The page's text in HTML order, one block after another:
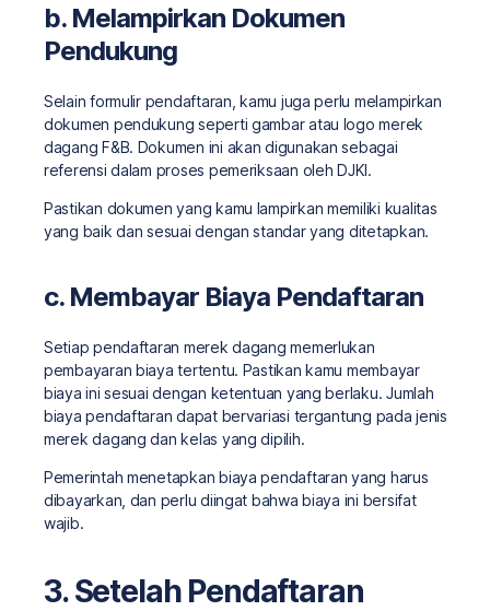
b. Melampirkan Dokumen
Pendukung
Selain formulir pendaftaran, kamu juga perlu melampirkan
dokumen pendukung seperti gambar atau logo merek
dagang F&B. Dokumen ini akan digunakan sebagai
referensi dalam proses pemeriksaan oleh DJKI.
Pastikan dokumen yang kamu lampirkan memiliki kualitas
yang baik dan sesuai dengan standar yang ditetapkan.
c. Membayar Biaya Pendaftaran
Setiap pendaftaran merek dagang memerlukan
pembayaran biaya tertentu. Pastikan kamu membayar
biaya ini sesuai dengan ketentuan yang berlaku. Jumlah
biaya pendaftaran dapat bervariasi tergantung pada jenis
merek dagang dan kelas yang dipilih.
Pemerintah menetapkan biaya pendaftaran yang harus
dibayarkan, dan perlu diingat bahwa biaya ini bersifat
wajib.
3. Setelah Pendaftaran